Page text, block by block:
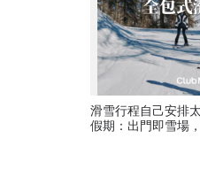
滑雪行程自己安排
假期：出門即雪場